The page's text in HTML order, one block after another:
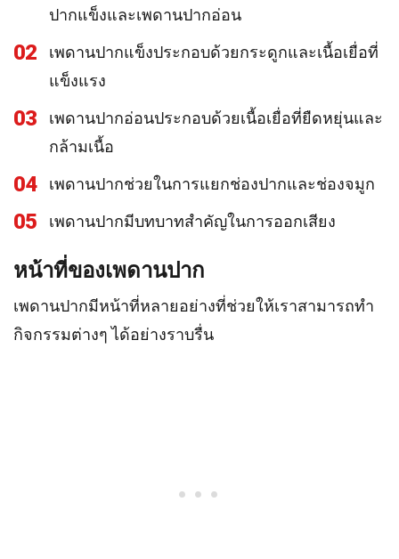
ปากแข็งและเพดานปากอ่อน
02
เพดานปากแข็งประกอบด้วยกระดูกและเนื้อเยื่อที่
แข็งแรง
03
เพดานปากอ่อนประกอบด้วยเนื้อเยื่อที่ยืดหยุ่นและ
กล้ามเนื้อ
04 เพดานปากช่วยในการแยกช่องปากและช่องจมูก
05 เพดานปากมีบทบาทสำคัญในการออกเสียง
หน้าที่ของเพดานปาก
เพดานปากมีหน้าที่หลายอย่างที่ช่วยให้เราสามารถทำ
กิจกรรมต่างๆ ได้อย่างราบรื่น